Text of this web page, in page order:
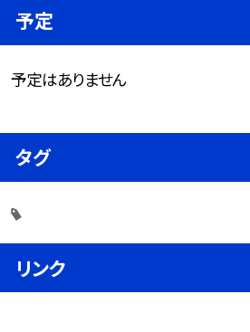
予定
予定はありません
タグ
リンク